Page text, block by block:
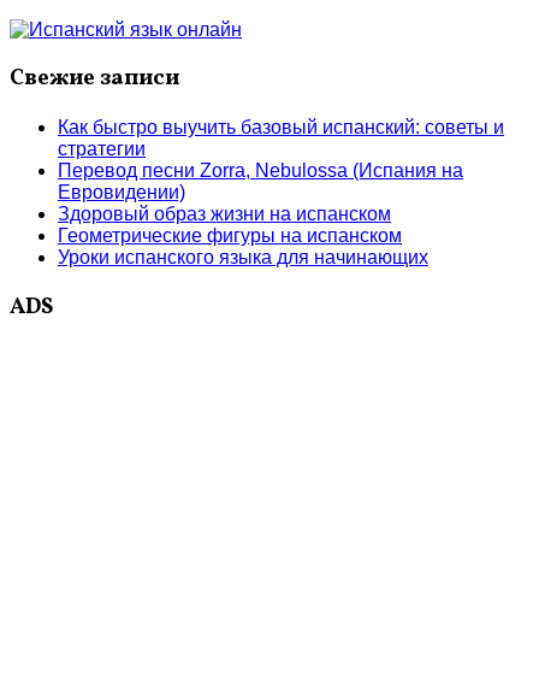
Свежие записи
Как быстро выучить базовый испанский: советы и
стратегии
Перевод песни Zorra, Nebulossa (Испания на
Евровидении)
Здоровый образ жизни на испанском
Геометрические фигуры на испанском
Уроки испанского языка для начинающих
ADS